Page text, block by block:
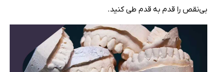
بی‌نقص را قدم به قدم طی کنید.